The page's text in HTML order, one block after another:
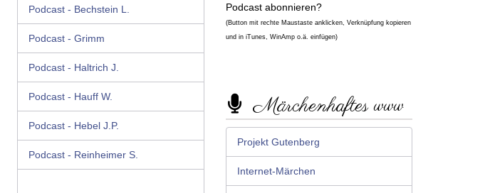
Podcast - Bechstein L.
Podcast - Grimm
Podcast - Haltrich J.
Podcast - Hauff W.
Podcast - Hebel J.P.
Podcast - Reinheimer S.
Podcast abonnieren?
(Button mit rechte Maustaste anklicken, Verknüpfung kopieren
und in iTunes, WinAmp o.ä. einfügen)
Märchenhaftes www
Projekt Gutenberg
Internet-Märchen